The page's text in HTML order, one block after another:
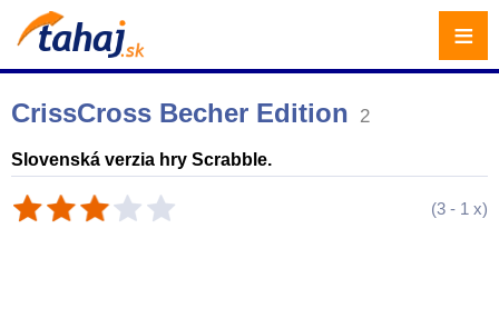
CrissCross Becher Edition 2
Slovenská verzia hry Scrabble.
(3 - 1 x)
≡